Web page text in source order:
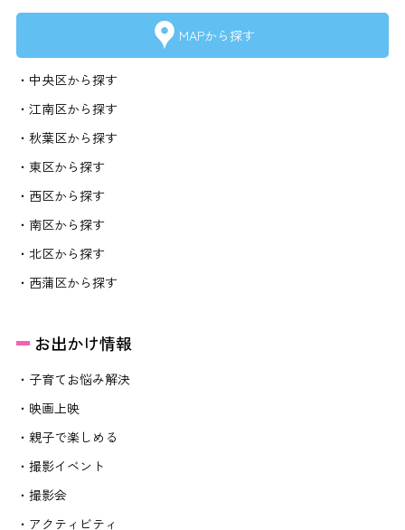
MAPから探す
・中央区から探す
・江南区から探す
・秋葉区から探す
・東区から探す
・西区から探す
・南区から探す
・北区から探す
・西蒲区から探す
お出かけ情報
・子育てお悩み解決
・映画上映
・親子で楽しめる
・撮影イベント
・撮影会
・アクティビティ